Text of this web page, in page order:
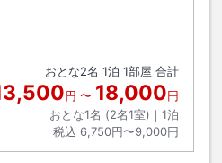
おとな2名 1泊 1部屋 合計
円 〜 18,000円
おとな1名 (2名1室)｜ 1泊
税込 6,750円〜9,000円